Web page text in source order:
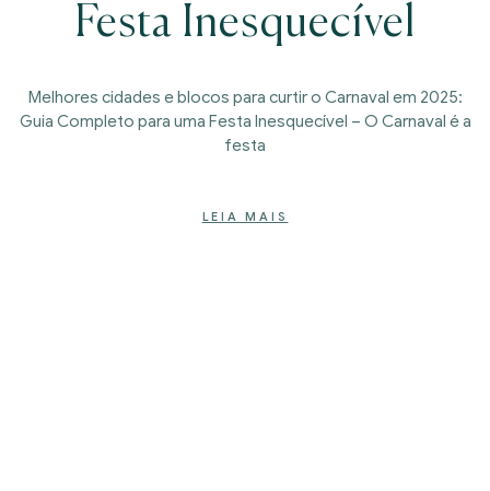
Festa Inesquecível
Melhores cidades e blocos para curtir o Carnaval em 2025:
Guia Completo para uma Festa Inesquecível – O Carnaval é a
festa
LEIA MAIS